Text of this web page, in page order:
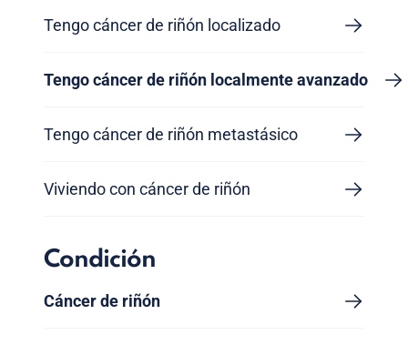
Tengo cáncer de riñón localizado
Tengo cáncer de riñón localmente avanzado
Tengo cáncer de riñón metastásico
Viviendo con cáncer de riñón
Condición
Cáncer de riñón